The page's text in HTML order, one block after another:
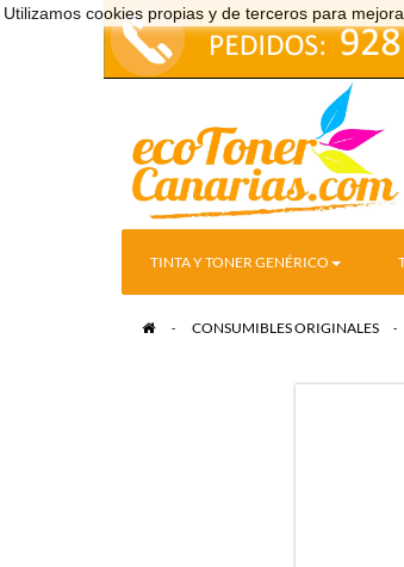
Utilizamos cookies propias y de terceros para
TINTA Y TONER GENÉRICO
> CONSUMIBLES ORIGINALES >